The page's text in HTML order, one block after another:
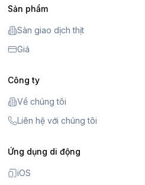
Sản phẩm
Sàn giao dịch thịt
Giá
Công ty
Về chúng tôi
Liên hệ với chúng tôi
Ứng dụng di động
iOS